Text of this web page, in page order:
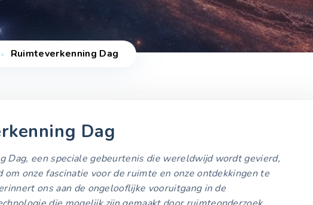
Ruimteverkenning Dag
Dag
Dag, een speciale gebeurtenis die wereldwijd wordt gevierd,
om onze fascinatie voor de ruimte en onze ontdekkingen te
ons aan de ongelooflijke vooruitgang in de
2021-2025